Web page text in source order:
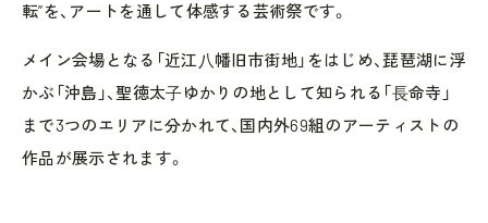
転”を、アートを通して体感する芸術祭です。
メイン会場となる「近江⼋幡旧市街地」をはじめ、琵琶湖に浮
かぶ「沖島」、聖徳太⼦ゆかりの地として知られる「⻑命寺」
まで3つのエリアに分かれて、国内外69組のアーティストの
作品が展示されます。